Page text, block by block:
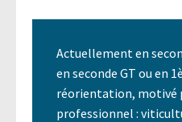
Actuellement en
en seconde GT ou en
réorientation, motivé
professionnel :